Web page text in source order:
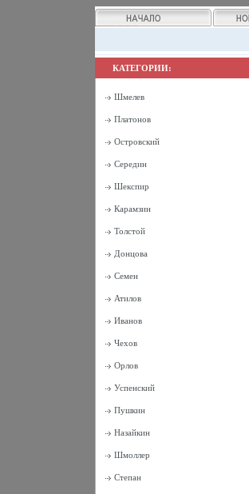
КАТЕГОРИИ:
Шмелев
Платонов
Островский
Середин
Шекспир
Карамзин
Толстой
Донцова
Семен
Атилов
Иванов
Чехов
Орлов
Успенский
Пушкин
Назайкин
Шмоллер
Степан